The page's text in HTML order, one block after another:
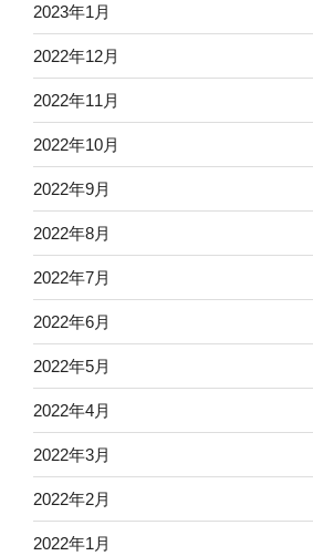
2023年1月
2022年12月
2022年11月
2022年10月
2022年9月
2022年8月
2022年7月
2022年6月
2022年5月
2022年4月
2022年3月
2022年2月
2022年1月